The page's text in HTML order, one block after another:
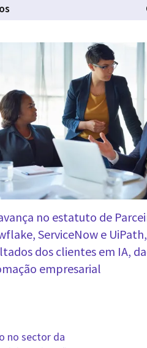
no estatuto de
ServiceNow e
dos clientes em IA,
empresarial
no sector da